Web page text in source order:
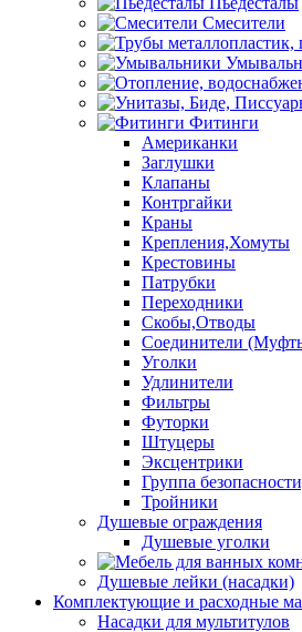
Смесители
Фитинги
Американки
Заглушки
Клапаны
Контргайки
Краны
Крепления,Хомуты
Крестовины
Патрубки
Переходники
Скобы,Отводы
Соединители
Уголки
Удлинители
Фильтры
Футорки
Штуцеры
Эксцентрики
Группа
Тройники
Душевые ограждения
Душевые уголки
Душевые лейки (насадки)
Комплектующие и расходные
Насадки для мультитулов